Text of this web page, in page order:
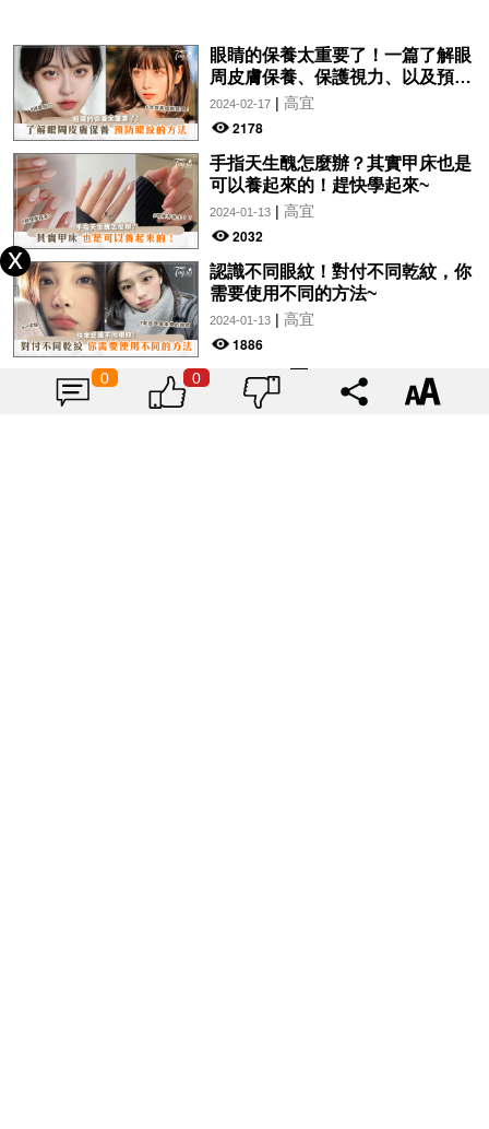
眼睛的保養太重要了！一篇了解眼
周皮膚保養、保護視力、以及預防
眼紋的方法~
2024-02-17| 高宜
2178
手指天生醜怎麼辦？其實甲床也是
可以養起來的！趕快學起來~
2024-01-13| 高宜
2032
認識不同眼紋！對付不同乾紋，你
需要使用不同的方法~
2024-01-13| 高宜
1886
外表看上去比較多肉，比較壯實是
實胖的特徵！虛胖的特徵對號入
0 0